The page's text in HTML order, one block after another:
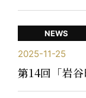
NEWS
2025-11-25
第14回「岩